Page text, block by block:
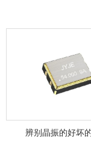
辨别晶振的好坏